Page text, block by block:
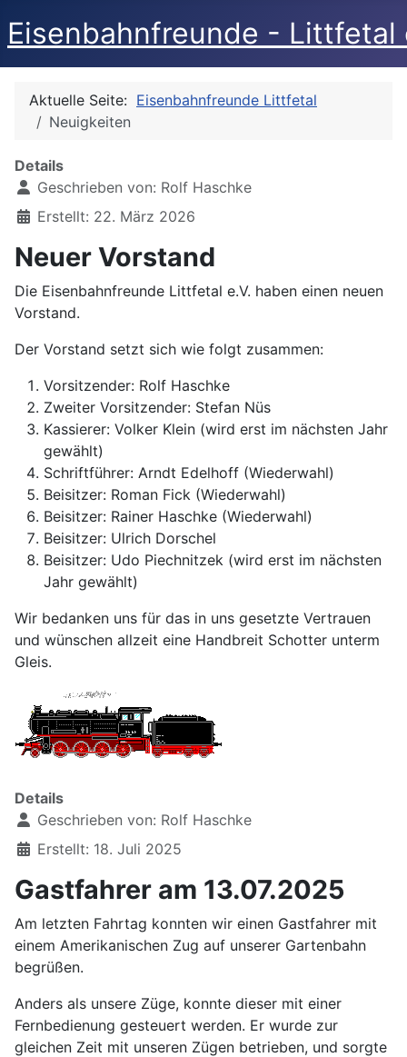
Eisenbahnfreunde - Littfetal
Aktuelle Seite: Eisenbahnfreunde Littfetal
Neuigkeiten
Details
Geschrieben von: Rolf Haschke
Erstellt: 22. März 2026
Neuer Vorstand
Die Eisenbahnfreunde Littfetal e.V. haben einen neuen
Vorstand.
Der Vorstand setzt sich wie folgt zusammen:
Vorsitzender: Rolf Haschke
Zweiter Vorsitzender: Stefan Nüs
Kassierer: Volker Klein (wird erst im nächsten Jahr
gewählt)
Schriftführer: Arndt Edelhoff (Wiederwahl)
Beisitzer: Roman Fick (Wiederwahl)
Beisitzer: Rainer Haschke (Wiederwahl)
Beisitzer: Ulrich Dorschel
Beisitzer: Udo Piechnitzek (wird erst im nächsten
Jahr gewählt)
Wir bedanken uns für das in uns gesetzte Vertrauen
und wünschen allzeit eine Handbreit Schotter unterm
Gleis.
Details
Geschrieben von: Rolf Haschke
Erstellt: 18. Juli 2025
Gastfahrer am 13.07.2025
Am letzten Fahrtag konnten wir einen Gastfahrer mit
einem Amerikanischen Zug auf unserer Gartenbahn
begrüßen.
Anders als unsere Züge, konnte dieser mit einer
Fernbedienung gesteuert werden. Er wurde zur
gleichen Zeit mit unseren Zügen betrieben, und sorgte